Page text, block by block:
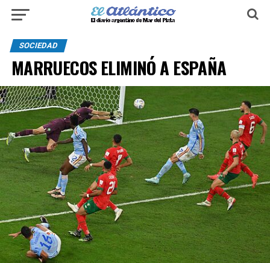
SOCIEDAD
MARRUECOS ELIMINÓ A ESPAÑA